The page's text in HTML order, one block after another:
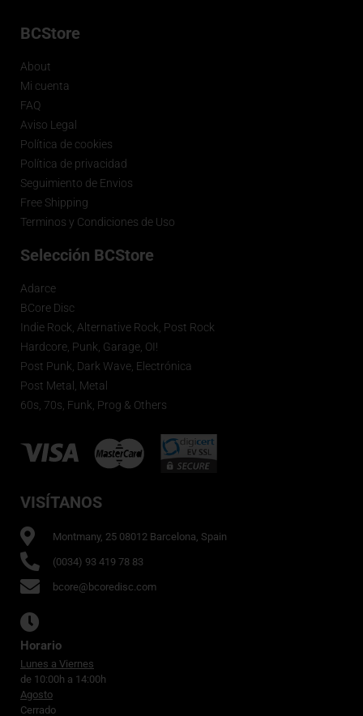
BCStore
About
Mi cuenta
FAQ
Aviso Legal
Política de cookies
Política de privacidad
Seguimiento de Envios
Free Shipping
Terminos y Condiciones de Uso
Selección BCStore
Adarce
BCore Disc
Indie Rock, Alternative Rock, Post Rock
Hardcore, Punk, Garage, OI!
Post Punk, Dark Wave, Electrónica
Post Metal, Metal
60s, 70s, Funk, Prog & Others
VISÍTANOS
Montmany, 25 08012 Barcelona, Spain
(0034) 93 419 78 83
bcore@bcoredisc.com
Horario
Lunes a Viernes
de 10:00h a 14:00h
Agosto
Cerrado